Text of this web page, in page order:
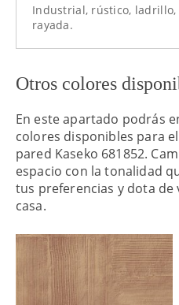
Industrial, rústico, ladrillo,
rayada.
Otros colores
En este apartado podrás
colores disponibles para
pared Kaseko 681852.
espacio con la tonalidad
tus preferencias y dota de
casa.